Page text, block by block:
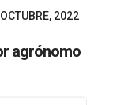
2022
agrónomo